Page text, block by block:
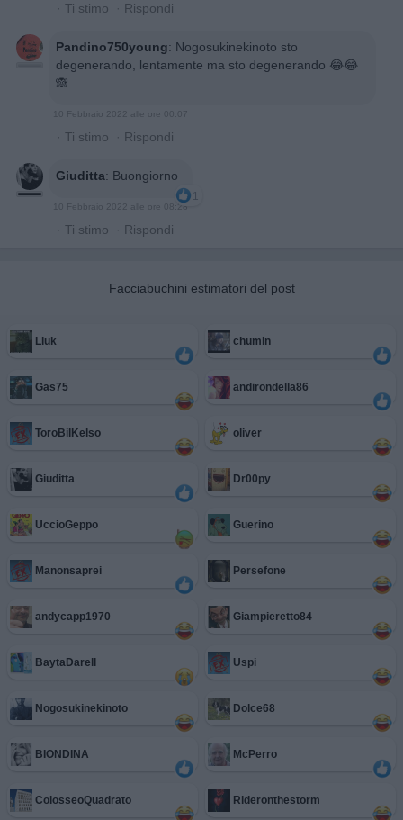
· Ti stimo · Rispondi
Pandino750young: Nogosukinekinoto sto
degenerando, lentamente ma sto degenerando 😂😂
🙈
10 Febbraio 2022 alle ore 00:07
· Ti stimo · Rispondi
Giuditta: Buongiorno
1
10 Febbraio 2022 alle ore 08:28
· Ti stimo · Rispondi
Facciabuchini estimatori del post
Liuk chumin
Gas75 andirondella86
ToroBilKelso oliver
Giuditta Dr00py
UccioGeppo Guerino
Manonsaprei Persefone
andycapp1970 Giampieretto84
BaytaDarell Uspi
Nogosukinekinoto Dolce68
BIONDINA McPerro
ColosseoQuadrato Rideronthestorm